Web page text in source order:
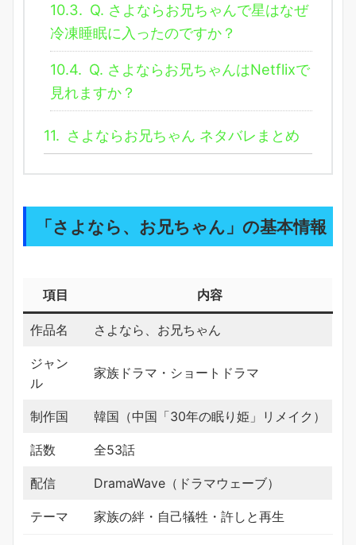
10.3. Q. さよならお兄ちゃんで星はなぜ
冷凍睡眠に入ったのですか？
10.4. Q. さよならお兄ちゃんはNetflixで
見れますか？
11. さよならお兄ちゃん ネタバレまとめ
「さよなら、お兄ちゃん」の基本情報
項目 内容
作品名 さよなら、お兄ちゃん
ジャン
ル
家族ドラマ・ショートドラマ
制作国 韓国（中国「30年の眠り姫」リメイク）
話数 全53話
配信 DramaWave（ドラマウェーブ）
テーマ 家族の絆・自己犠牲・許しと再生